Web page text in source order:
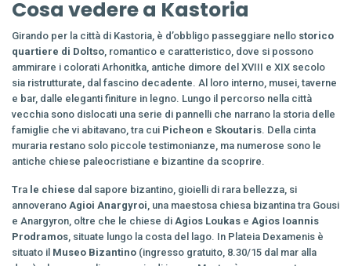
Cosa vedere a Kastoria
Girando per la città di Kastoria, è d’obbligo passeggiare nello storico
quartiere di Doltso , romantico e caratteristico, dove si possono
ammirare i colorati Arhonitka, antiche dimore del XVIII e XIX secolo
sia ristrutturate, dal fascino decadente. Al loro interno, musei, taverne
e bar, dalle eleganti finiture in legno. Lungo il percorso nella città
vecchia sono dislocati una serie di pannelli che narrano la storia delle
famiglie che vi abitavano, tra cui Picheon e Skoutaris . Della cinta
muraria restano solo piccole testimonianze, ma numerose sono le
antiche chiese paleocristiane e bizantine da scoprire.
Tra le chiese dal sapore bizantino, gioielli di rara bellezza, si
annoverano Agioi Anargyroi , una maestosa chiesa bizantina tra Gousi
e Anargyron, oltre che le chiese di Agios Loukas e Agios Ioannis
Prodramos , situate lungo la costa del lago. In Plateia Dexamenis è
situato il Museo Bizantino (ingresso gratuito, 8.30/15 dal mar alla